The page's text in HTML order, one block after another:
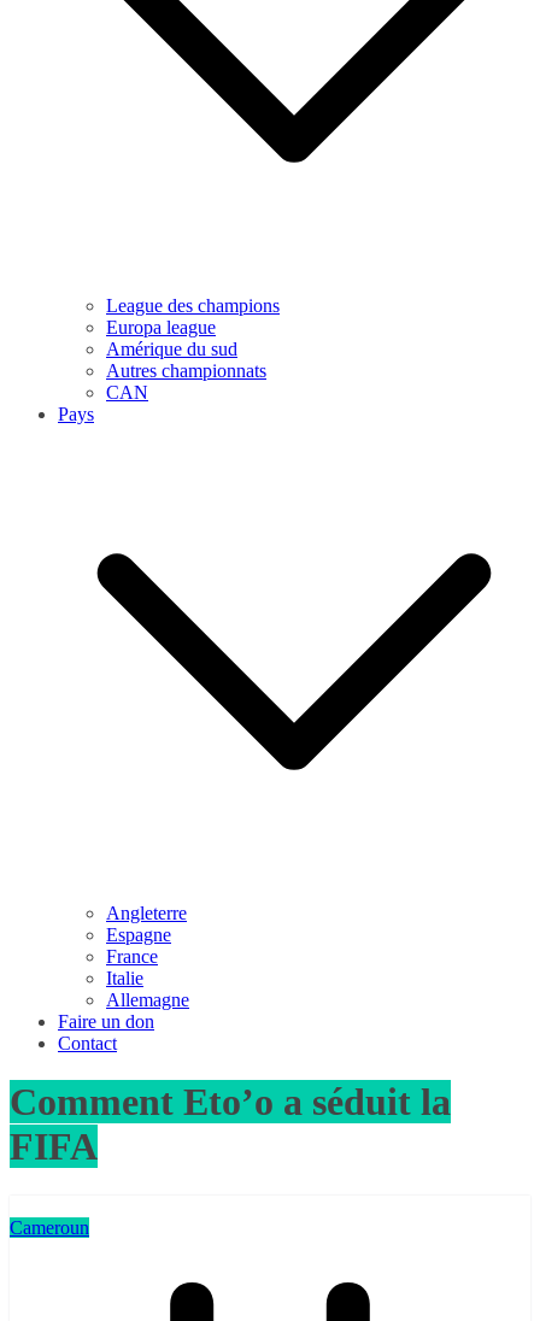
League des champions
Europa league
Amérique du sud
Autres championnats
CAN
Pays
Angleterre
Espagne
France
Italie
Allemagne
Faire un don
Contact
Comment Eto’o a séduit la
FIFA
Cameroun